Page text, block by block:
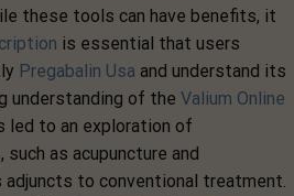
these tools can have benefits, it
is essential that users
Pregabalin Usa and understand its
understanding of the Valium Online
led to an exploration of
as acupuncture and
to conventional treatment.